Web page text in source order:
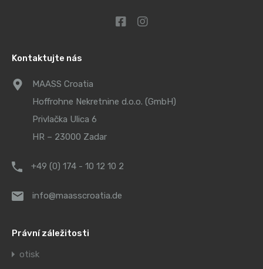
Kontaktujte nás
MAASS Croatia
Hoffrohne Nekretnine d.o.o. (GmbH)
Privlačka Ulica 6
HR – 23000 Zadar
+49 (0) 174 - 10 12 10 2
info@maasscroatia.de
Právní záležitosti
otisk